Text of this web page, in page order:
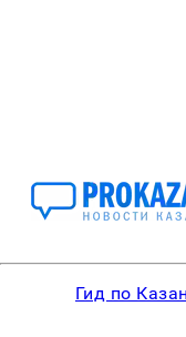
Гид по